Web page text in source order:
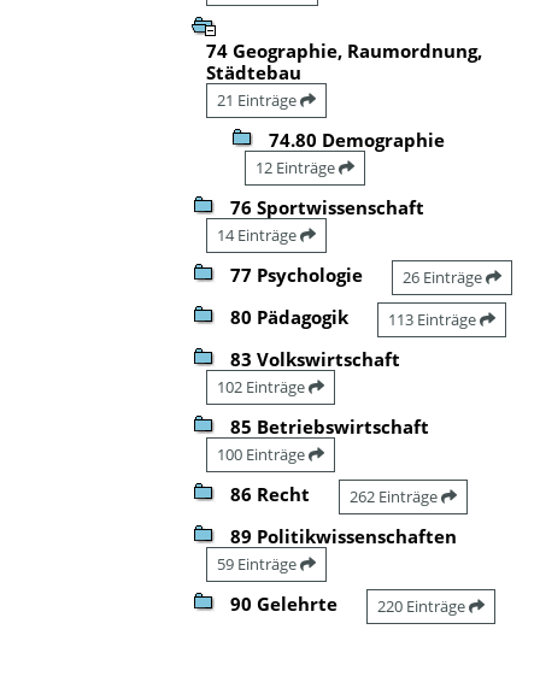
74 Geographie, Raumordnung,
Städtebau
21 Einträge
74.80 Demographie
12 Einträge
76 Sportwissenschaft
14 Einträge
77 Psychologie 26 Einträge
80 Pädagogik 113 Einträge
83 Volkswirtschaft
102 Einträge
85 Betriebswirtschaft
100 Einträge
86 Recht 262 Einträge
89 Politikwissenschaften
59 Einträge
90 Gelehrte 220 Einträge